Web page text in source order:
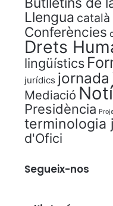
Llengua
Conferències
Drets
lingüístics
jurídics jornada
Mediació
Presidència
terminologia
d'Ofici
Segueix-nos